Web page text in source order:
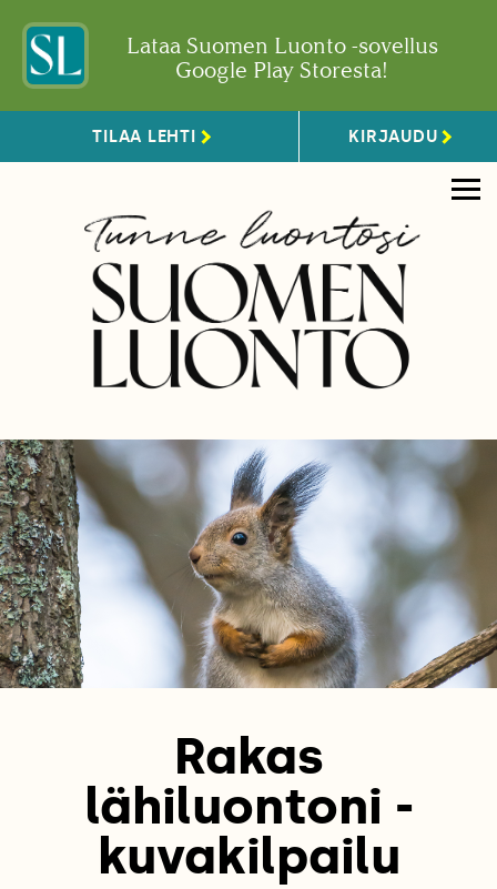
Lataa Suomen Luonto -sovellus
Google Play Storesta!
TILAA LEHTI KIRJAUDU
Rakas
lähiluontoni -
kuvakilpailu